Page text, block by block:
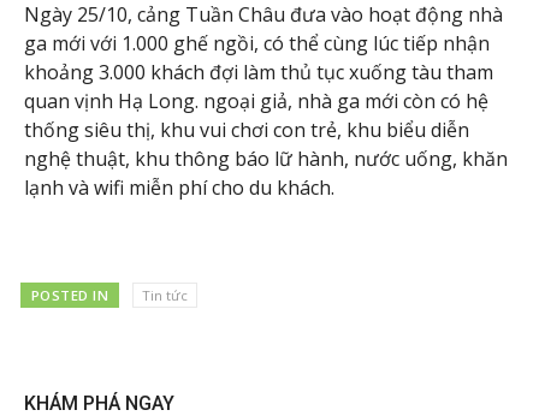
Ngày 25/10, cảng Tuần Châu đưa vào hoạt động nhà
ga mới với 1.000 ghế ngồi, có thể cùng lúc tiếp nhận
khoảng 3.000 khách đợi làm thủ tục xuống tàu tham
quan vịnh Hạ Long. ngoại giả, nhà ga mới còn có hệ
thống siêu thị, khu vui chơi con trẻ, khu biểu diễn
nghệ thuật, khu thông báo lữ hành, nước uống, khăn
lạnh và wifi miễn phí cho du khách.
POSTED IN Tin tức
KHÁM PHÁ NGAY